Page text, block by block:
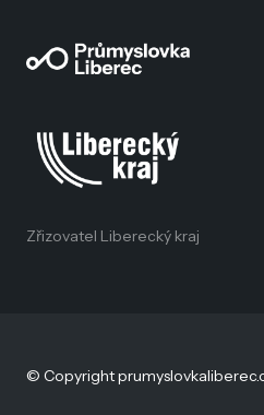
Zřizovatel Liberecký kraj
© Copyright